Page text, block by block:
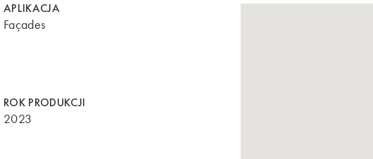
APLIKACJA
Façades
ROK PRODUKCJI
2023